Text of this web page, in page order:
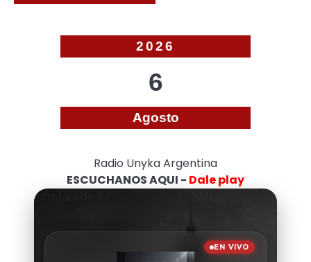
2026
6
Agosto
Radio Unyka Argentina
ESCUCHANOS AQUI - Dale play